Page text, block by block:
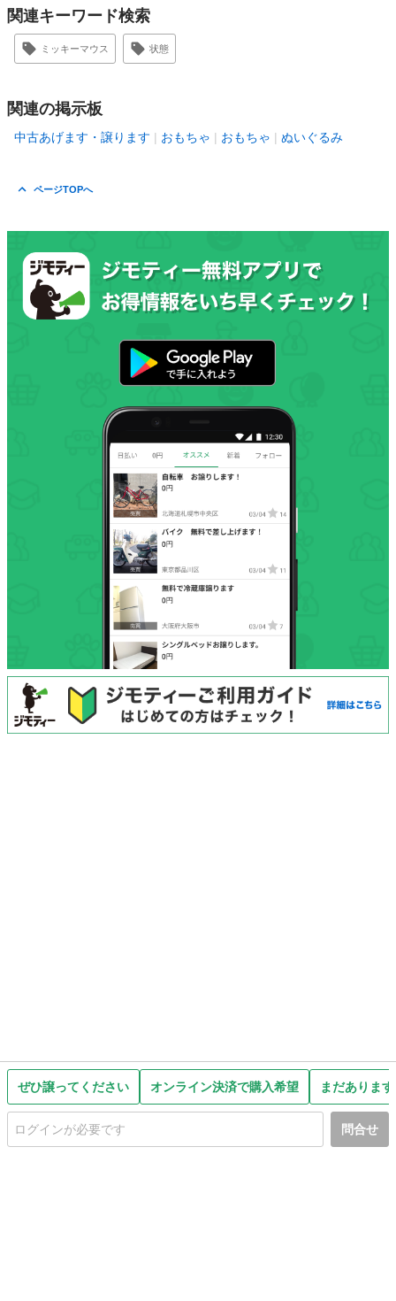
ぜひ譲ってください オンライン決済で購入希望 まだありま
問合せ
関連キーワード検索
ミッキーマウス 状態
関連の掲示板
中古あげます・譲ります おもちゃ おもちゃ ぬいぐるみ
ページTOPへ